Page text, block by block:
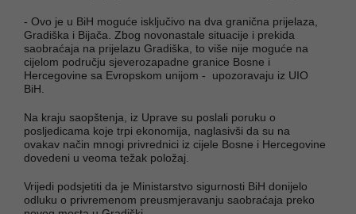
- Ovo je u BiH moguće isključivo na dva granična prijelaza,
Gradiška i Bijača. Zbog novonastale situacije i prekida
saobraćaja na prijelazu Gradiška, to više nije moguće na
cijelom području sjeverozapadne granice Bosne i
Hercegovine sa Evropskom unijom - upozoravaju iz UIO
BiH.
Na kraju saopštenja, iz Uprave su poslali poruku o
posljedicama koje trpi ekonomija, naglasivši da su na
ovakav način mnogi privrednici iz cijele Bosne i Hercegovine
dovedeni u veoma težak položaj.
Vrijedi podsjetiti da je Ministarstvo sigurnosti BiH donijelo
odluku o privremenom preusmjeravanju saobraćaja preko